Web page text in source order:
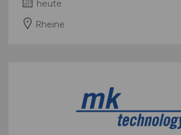
heute
Rheine